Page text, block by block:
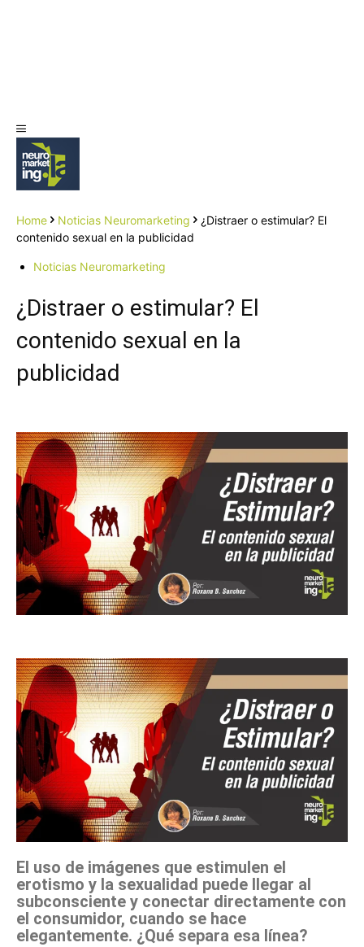
Home Noticias Neuromarketing
¿Distraer o estimular? El
contenido sexual en la publicidad
Noticias Neuromarketing
¿Distraer o estimular? El
contenido sexual en la
publicidad
El uso de imágenes que estimulen el
erotismo y la sexualidad puede llegar al
subconsciente y conectar directamente con
el consumidor, cuando se hace
elegantemente. ¿Qué separa esa línea?